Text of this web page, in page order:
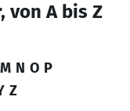
von A bis Z
M N O P
Z